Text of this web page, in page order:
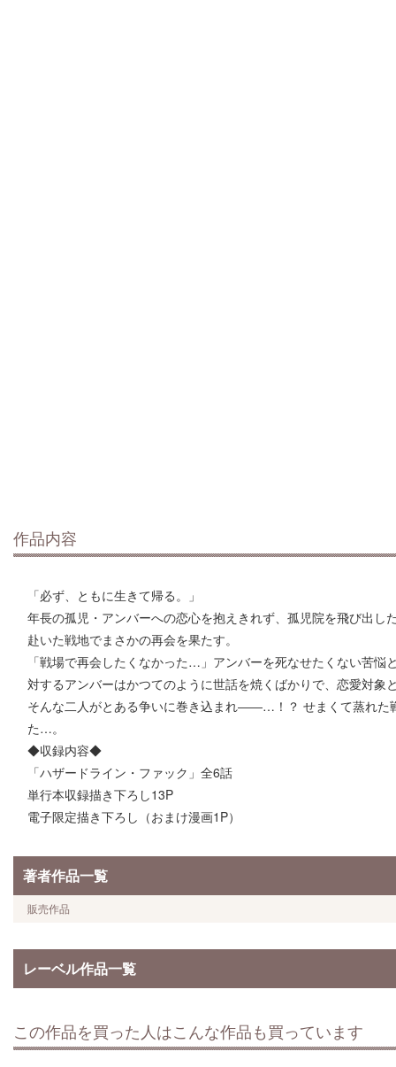
作品内容
「必ず、ともに生きて帰る。」
年長の孤児・アンバーへの恋心を抱えきれず、孤児院を飛び出し
赴いた戦地でまさかの再会を果たす。
「戦場で再会したくなかった…」アンバーを死なせたくない苦悩
対するアンバーはかつてのように世話を焼くばかりで、恋愛対
そんな二人がとある争いに巻き込まれ――…！？ せまくて蒸れた
た…。
◆収録内容◆
「ハザードライン・ファック」全6話
単行本収録描き下ろし13P
電子限定描き下ろし（おまけ漫画1P）
著者作品一覧
販売作品
レーベル作品一覧
この作品を買った人はこんな作品も買っています